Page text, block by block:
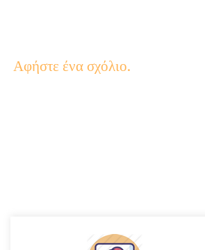
Αφήστε ένα σχόλιο.